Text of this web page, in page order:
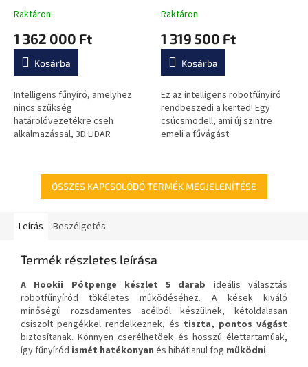
3D LiDAR navigáció, 1 cm-
os lejtő
kezeléssel,alkalmazáson
keresztül vezérelt
A
átlagos
értékelése
0,0
csillag.
Raktáron
1 362 000 Ft
Kosárba
Intelligens fűnyíró, amelyhez
nincs szükség
határolóvezetékre cseh
alkalmazással, 3D LiDAR
lejtők kezelésével, az
alkalmazáson...
telepítést nem igényel, 3D
60db, IPX5, 30-85mm
vágásmagasság,
intelligens, API, WiFi
A
átlagos
értékelése
0,0
csillag.
Raktáron
1 319 500 Ft
Kosárba
Ez az intelligens robotfűnyíró
rendbeszedi a kerted! Egy
csúcsmodell, ami új szintre
emeli a fűvágást.
ÖSSZES KAPCSOLÓDÓ TERMÉK MEGJELENÍTÉSE
Leírás Beszélgetés
Termék részletes leírása
A Hookii Pótpenge készlet 5 darab ideális választás
robotfűnyíród tökéletes működéséhez. A kések kiváló
minőségű rozsdamentes acélból készülnek, kétoldalasan
csiszolt pengékkel rendelkeznek, és tiszta, pontos vágást
biztosítanak. Könnyen cserélhetőek és hosszú élettartamúak,
így fűnyíród ismét hatékonyan és hibátlanul fog működni.